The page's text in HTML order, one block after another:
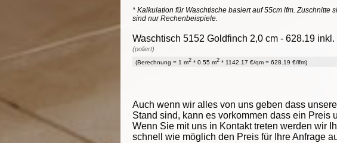
* Kalkulation für Waschtische basiert auf 55cm lfm. Zuschnitte
sind nur Rechenbeispiele.
Waschtisch 5152 Goldfinch 2,0 cm - 628.19
(poliert)
(Berechnung = 1 m2 * 0.55 m2 * 1142.17 €/qm = 628.19 €/lfm)
Auch wenn wir alles von uns geben dass
Stand sind, kann es vorkommen dass ein Preis
Wenn Sie mit uns in Kontakt treten werden wir
schnell wie möglich den Preis für Ihre Anfrage